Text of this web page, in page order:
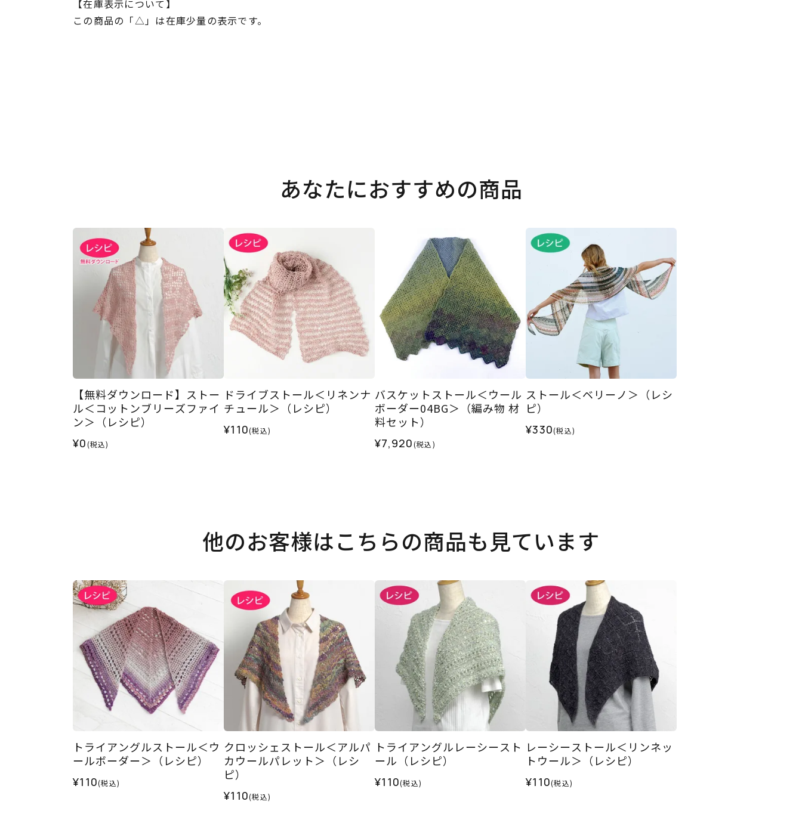
【在庫表示について】
この商品の「△」は在庫少量の表示です。
あなたにおすすめの商品
【無料ダウンロード】ストー
ル＜コットンブリーズファイ
ン＞（レシピ）
¥0(税込)
ドライブストール＜リネンナ
チュール＞（レシピ）
¥110(税込)
バスケットストール＜ウール
ボーダー04BG＞（編み物 材
料セット）
¥7,920(税込)
ストール＜ベリーノ＞（レシ
ピ）
¥330(税込)
他のお客様はこちらの商品も見ています
トライアングルストール＜ウ
ールボーダー＞（レシピ）
¥110(税込)
クロッシェストール＜アルパ
カウールパレット＞（レシ
ピ）
¥110(税込)
トライアングルレーシースト
ール（レシピ）
¥110(税込)
レーシーストール＜リンネッ
トウール＞（レシピ）
¥110(税込)